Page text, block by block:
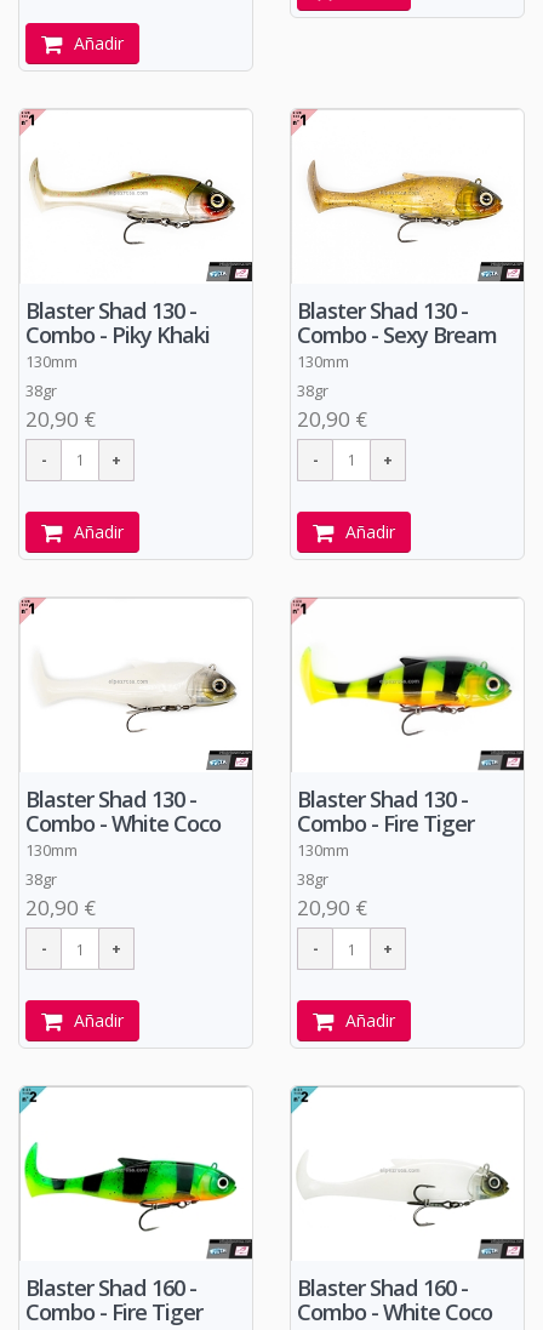
Añadir
Blaster Shad 130 -
Combo - Piky Khaki
130mm
38gr
20,90 €
Añadir
Blaster Shad 130 -
Combo - Sexy Bream
130mm
38gr
20,90 €
Añadir
Blaster Shad 130 -
Combo - White Coco
130mm
38gr
20,90 €
Añadir
Blaster Shad 130 -
Combo - Fire Tiger
130mm
38gr
20,90 €
Añadir
Blaster Shad 160 -
Combo - Fire Tiger
Blaster Shad 160 -
Combo - White Coco